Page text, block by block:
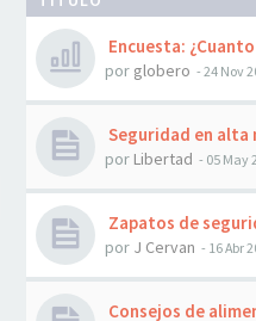
Encuesta:
por globero - 24 Nov
Seguridad en alta
por Libertad - 05 May
Zapatos de
por J Cervan - 16 Abr
Consejos de